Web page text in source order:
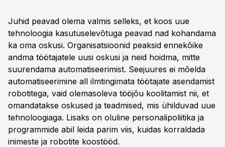
Juhid peavad olema valmis selleks, et koos uue
tehnoloogia kasutuselevõtuga peavad nad kohandama
ka oma oskusi. Organisatsioonid peaksid ennekõike
andma töötajatele uusi oskusi ja neid hoidma, mitte
suurendama automatiseerimist. Seejuures ei mõelda
automatiseerimine all ilmtingimata töötajate asendamist
robotitega, vaid olemasoleva tööjõu koolitamist nii, et
omandatakse oskused ja teadmised, mis ühilduvad uue
tehnoloogiaga. Lisaks on oluline personalipoliitika ja
programmide abil leida parim viis, kuidas korraldada
inimeste ja robotite koostööd.